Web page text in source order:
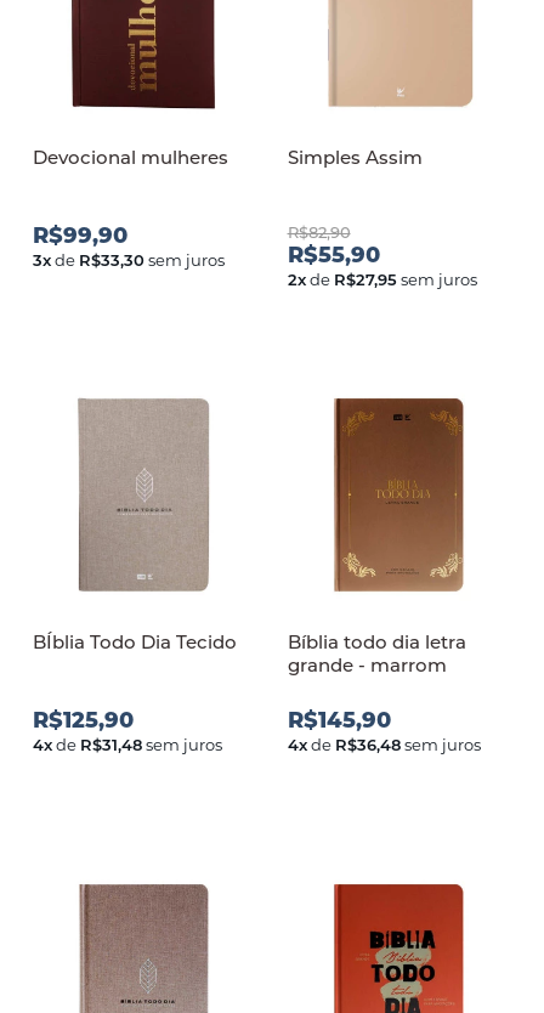
Devocional mulheres
R$99,90
3xde R$33,30sem juros
Simples Assim
R$82,90
R$55,90
2xde R$27,95sem juros
BÍblia Todo Dia Tecido
R$125,90
4xde R$31,48sem juros
Bíblia todo dia letra
grande - marrom
R$145,90
4xde R$36,48sem juros